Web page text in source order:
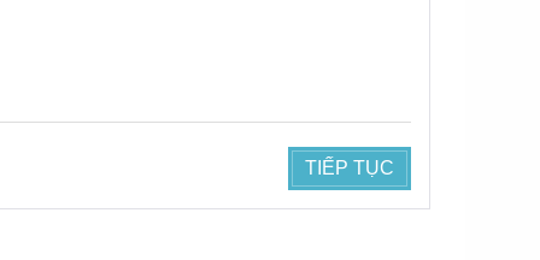
TIẾP TỤC